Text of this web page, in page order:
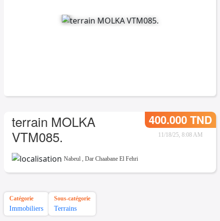
terrain MOLKA
VTM085.
400.000 TND
11/18/25, 8:08 AM
Nabeul , Dar Chaabane El Fehri
Catégorie
Immobiliers
Sous-catégorie
Terrains